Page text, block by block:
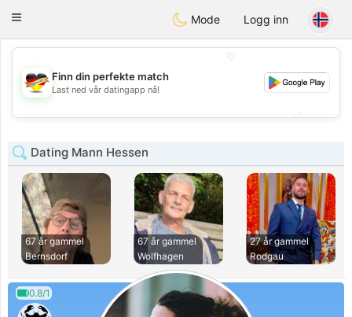
Deutsch Dating
Toggle
Mode Logg inn
💖
💕
Finn din perfekte match
Last ned vår datingapp nå!
Dating Mann Hessen
67 år gammel
Bernsdorf
67 år gammel
Wolfhagen
27 år gammel
Rodgau
0.8/1